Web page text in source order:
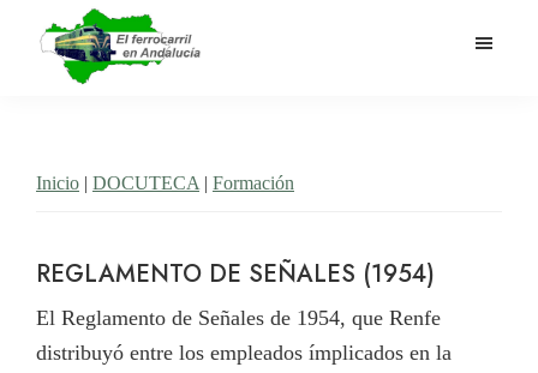
contenido
Andalucía
ferrocarril
Inicio | DOCUTECA | Formación
REGLAMENTO DE SEÑALES (1954)
El Reglamento de Señales de 1954, que Renfe
distribuyó entre los empleados ímplicados en la